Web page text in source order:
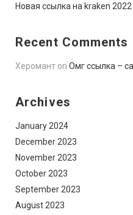
Новая ссылка на kraken 2022
Recent Comments
Херомант on Омг ссылка –
Archives
January 2024
December 2023
November 2023
October 2023
September 2023
August 2023